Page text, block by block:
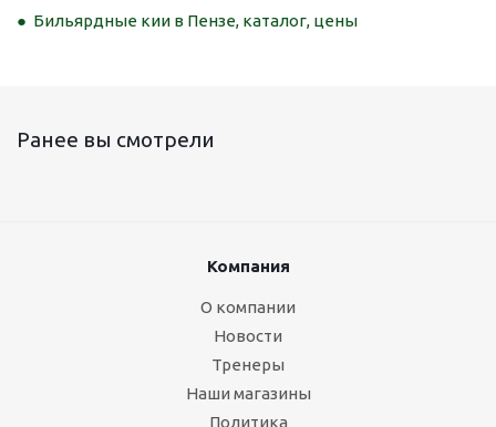
Бильярдные кии в Пензе, каталог, цены
Ранее вы смотрели
Компания
О компании
Новости
Тренеры
Наши магазины
Политика